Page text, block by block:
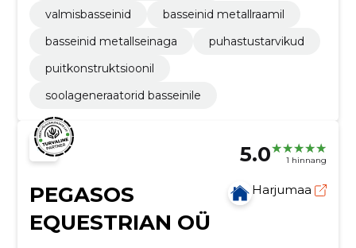
valmisbasseinid
basseinid metallraamil
basseinid metallseinaga
puhastustarvikud
puitkonstruktsioonil
soolageneraatorid basseinile
5.0 1 hinnang
PEGASOS
EQUESTRIAN OÜ
Harjumaa